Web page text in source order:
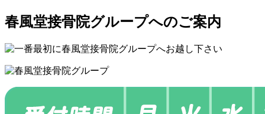
春風堂接骨院グループへのご案内